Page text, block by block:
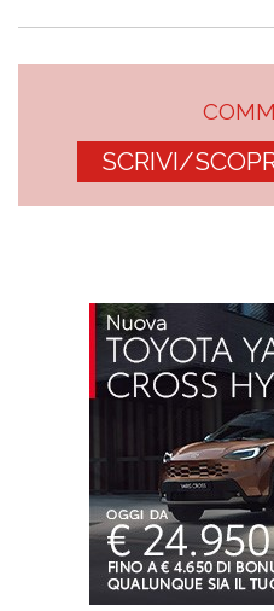
SCRIVI/